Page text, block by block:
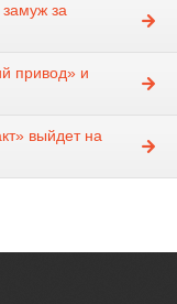
за
привод» и
выйдет на